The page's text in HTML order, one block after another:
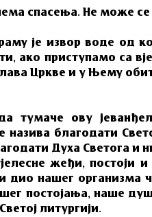
спасења. Не може се
је извор воде од
ако приступамо са
Цркве и у Њему
тумаче ову
назива благодати
Духа Светога
жеђи,
дио нашег организма
постојања, наше
литургији.